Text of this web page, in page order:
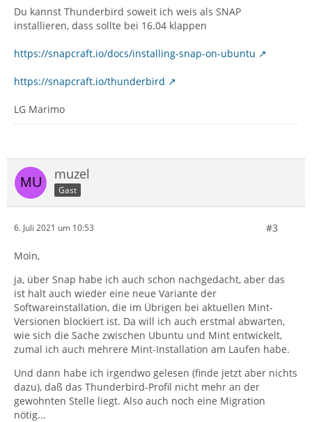
Du kannst Thunderbird soweit ich weis als SNAP
installieren, dass sollte bei 16.04 klappen
https://snapcraft.io/docs/installing-snap-on-ubuntu
https://snapcraft.io/thunderbird
LG Marimo
muzel
Gast
6. Juli 2021 um 10:53 #3
Moin,
ja, über Snap habe ich auch schon nachgedacht, aber das
ist halt auch wieder eine neue Variante der
Softwareinstallation, die im Übrigen bei aktuellen Mint-
Versionen blockiert ist. Da will ich auch erstmal abwarten,
wie sich die Sache zwischen Ubuntu und Mint entwickelt,
zumal ich auch mehrere Mint-Installation am Laufen habe.
Und dann habe ich irgendwo gelesen (finde jetzt aber nichts
dazu), daß das Thunderbird-Profil nicht mehr an der
gewohnten Stelle liegt. Also auch noch eine Migration
nötig...